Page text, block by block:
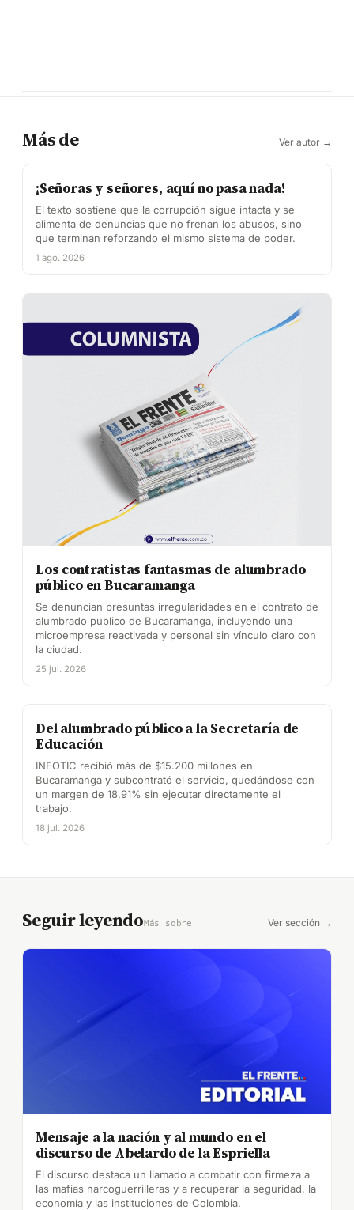
Más de Ver autor →
¡Señoras y señores, aquí no pasa nada!
El texto sostiene que la corrupción sigue intacta y se
alimenta de denuncias que no frenan los abusos, sino
que terminan reforzando el mismo sistema de poder.
1 ago. 2026
Los contratistas fantasmas de alumbrado
público en Bucaramanga
Se denuncian presuntas irregularidades en el contrato de
alumbrado público de Bucaramanga, incluyendo una
microempresa reactivada y personal sin vínculo claro con
la ciudad.
25 jul. 2026
Del alumbrado público a la Secretaría de
Educación
INFOTIC recibió más de $15.200 millones en
Bucaramanga y subcontrató el servicio, quedándose con
un margen de 18,91% sin ejecutar directamente el
trabajo.
18 jul. 2026
Seguir leyendoMás sobre Ver sección →
Mensaje a la nación y al mundo en el
discurso de Abelardo de la Espriella
El discurso destaca un llamado a combatir con firmeza a
las mafias narcoguerrilleras y a recuperar la seguridad, la
economía y las instituciones de Colombia.